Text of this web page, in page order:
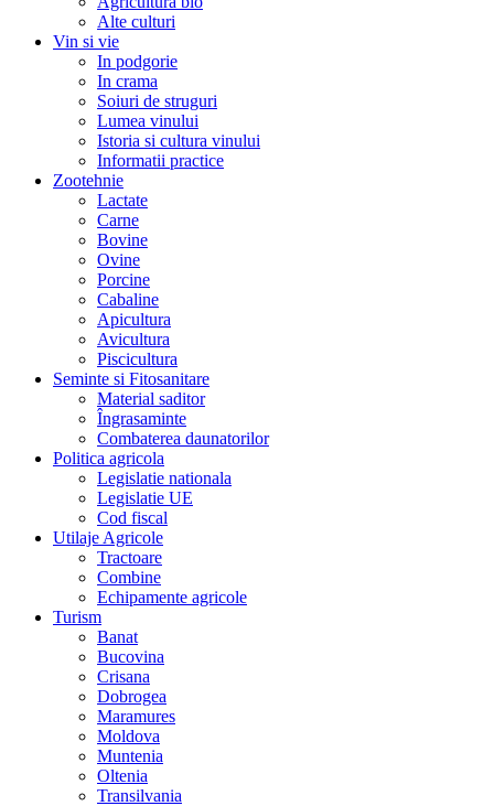
Alte culturi
Vin si vie
In podgorie
In crama
Soiuri de struguri
Lumea vinului
Istoria si cultura vinului
Informatii practice
Zootehnie
Lactate
Carne
Bovine
Ovine
Porcine
Cabaline
Apicultura
Avicultura
Piscicultura
Seminte si Fitosanitare
Material saditor
Îngrasaminte
Combaterea daunatorilor
Politica agricola
Legislatie nationala
Legislatie UE
Cod fiscal
Utilaje Agricole
Tractoare
Combine
Echipamente agricole
Turism
Banat
Bucovina
Crisana
Dobrogea
Maramures
Moldova
Muntenia
Oltenia
Transilvania